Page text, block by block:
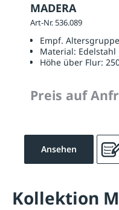
MADERA
Art-Nr. 536.089
Empf.
Material: Edelstahl
Höhe über Flur:
Preis auf
Ansehen
Kollektion